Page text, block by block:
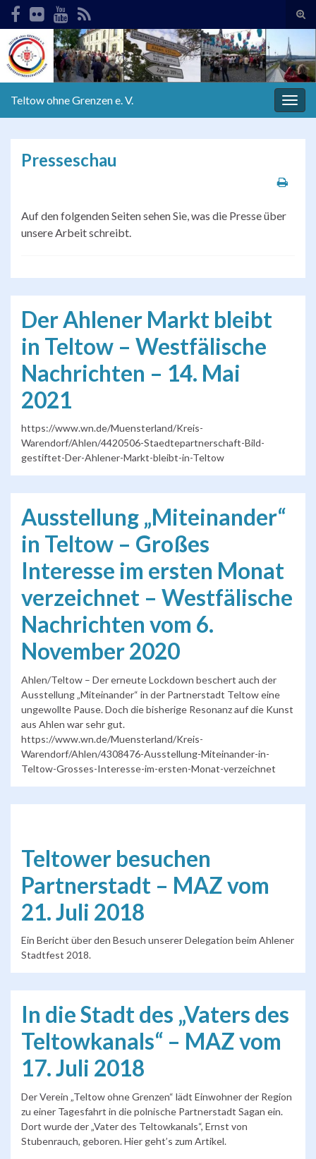
Search for:
Teltow ohne Grenzen e. V.
Presseschau
Auf den folgenden Seiten sehen Sie, was die Presse über
unsere Arbeit schreibt.
Der Ahlener Markt bleibt
in Teltow – Westfälische
Nachrichten – 14. Mai
2021
https://www.wn.de/Muensterland/Kreis-
Warendorf/Ahlen/4420506-Staedtepartnerschaft-Bild-
gestiftet-Der-Ahlener-Markt-bleibt-in-Teltow
Ausstellung „Miteinander“
in Teltow – Großes
Interesse im ersten Monat
verzeichnet – Westfälische
Nachrichten vom 6.
November 2020
Ahlen/Teltow – Der erneute Lockdown beschert auch der
Ausstellung „Miteinander“ in der Partnerstadt Teltow eine
ungewollte Pause. Doch die bisherige Resonanz auf die Kunst
aus Ahlen war sehr gut.
https://www.wn.de/Muensterland/Kreis-
Warendorf/Ahlen/4308476-Ausstellung-Miteinander-in-
Teltow-Grosses-Interesse-im-ersten-Monat-verzeichnet
Teltower besuchen
Partnerstadt – MAZ vom
21. Juli 2018
Ein Bericht über den Besuch unserer Delegation beim Ahlener
Stadtfest 2018.
In die Stadt des „Vaters des
Teltowkanals“ – MAZ vom
17. Juli 2018
Der Verein „Teltow ohne Grenzen“ lädt Einwohner der Region
zu einer Tagesfahrt in die polnische Partnerstadt Sagan ein.
Dort wurde der „Vater des Teltowkanals“, Ernst von
Stubenrauch, geboren. Hier geht’s zum Artikel.